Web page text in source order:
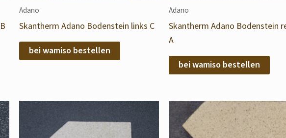
Adano
Skantherm Adano Bodenstein links C
bei wamiso bestellen
Adano
Skantherm Adano Bodenstein
A
bei wamiso bestellen